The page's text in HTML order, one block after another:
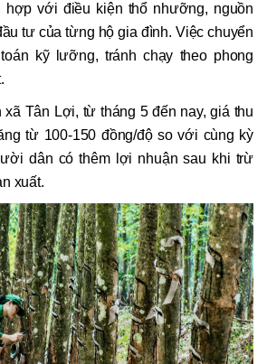
hợp với điều kiện thổ nhưỡng, nguồn
tư của từng hộ gia đình. Việc chuyển
kỹ lưỡng, tránh chạy theo phong
Tân Lợi, từ tháng 5 đến nay, giá thu
từ 100-150 đồng/độ so với cùng kỳ
dân có thêm lợi nhuận sau khi trừ
xuất.